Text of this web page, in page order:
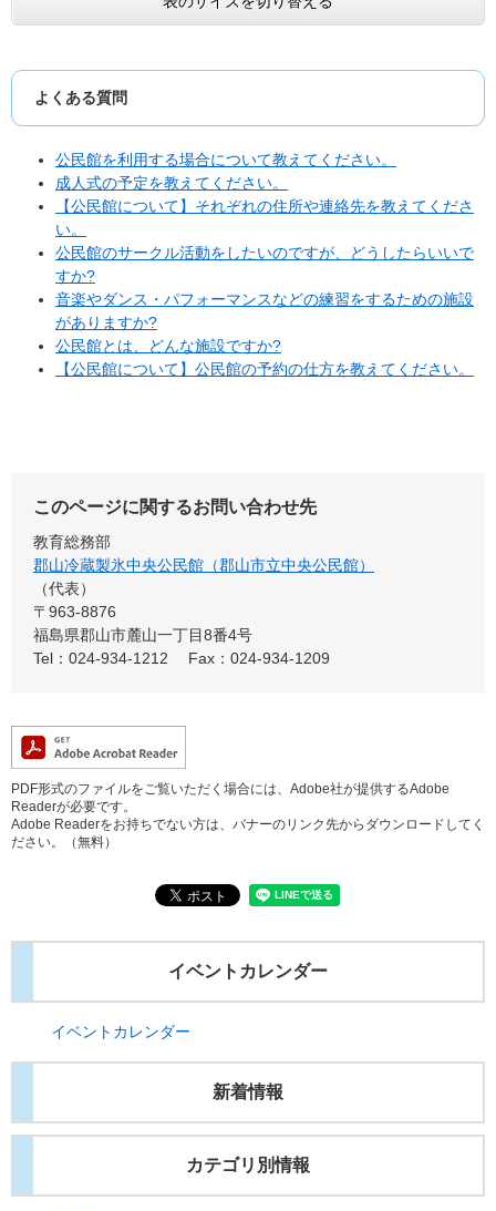
よくある質問
公民館を利用する場合について教えてください。
成人式の予定を教えてください。
【公民館について】それぞれの住所や連絡先を教えてくださ
い。
公民館のサークル活動をしたいのですが、どうしたらいいで
すか?
音楽やダンス・パフォーマンスなどの練習をするための施設
がありますか?
公民館とは、どんな施設ですか?
【公民館について】公民館の予約の仕方を教えてください。
このページに関するお問い合わせ先
教育総務部
郡山冷蔵製氷中央公民館（郡山市立中央公民館）
代表
〒963-8876
福島県郡山市麓山一丁目8番4号
Tel：024-934-1212
Fax：024-934-1209
PDF形式のファイルをご覧いただく場合には、Adobe社が提供するAdobe
Readerが必要です。
Adobe Readerをお持ちでない方は、バナーのリンク先からダウンロードしてく
ださい。（無料）
イベントカレンダー
イベントカレンダー
新着情報
カテゴリ別情報